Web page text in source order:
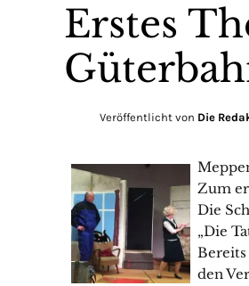
Erstes
Veröffentlicht von Die
Zum
Die
„Die
Bereits
den